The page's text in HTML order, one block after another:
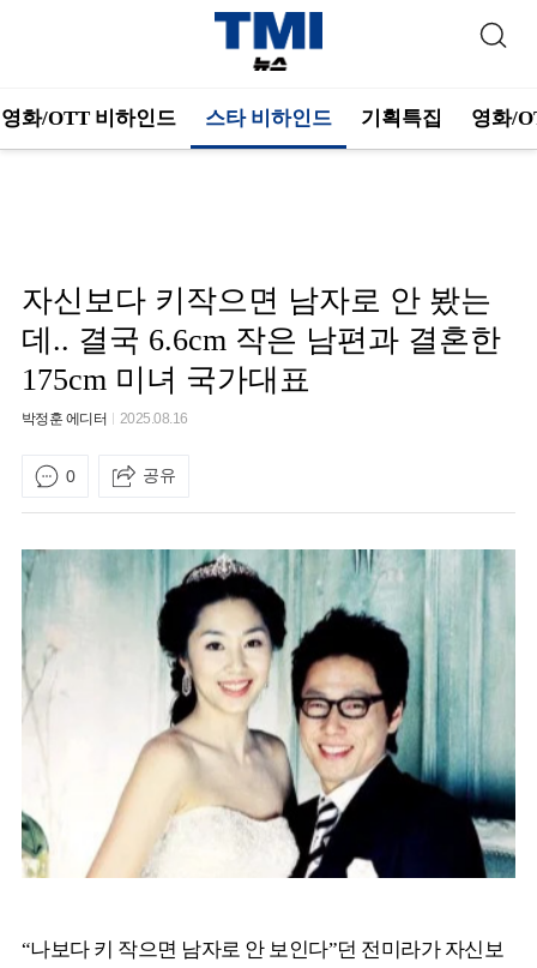
영화/OTT 비하인드 스타 비하인드 기획특집 영화/
자신보다 키작으면 남자로 안 봤는
데.. 결국 6.6cm 작은 남편과 결혼한
175cm 미녀 국가대표
박정훈 에디터 2025.08.16
0 공유
“나보다 키 작으면 남자로 안 보인다”던 전미라가 자신보